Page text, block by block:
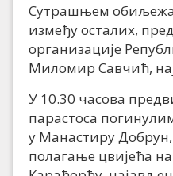
Сутрашњем
између осталих,
организације
Миломир Савчић,
У 10.30 часова
парастоса
у Манастиру Добрун,
полагање цвијећа